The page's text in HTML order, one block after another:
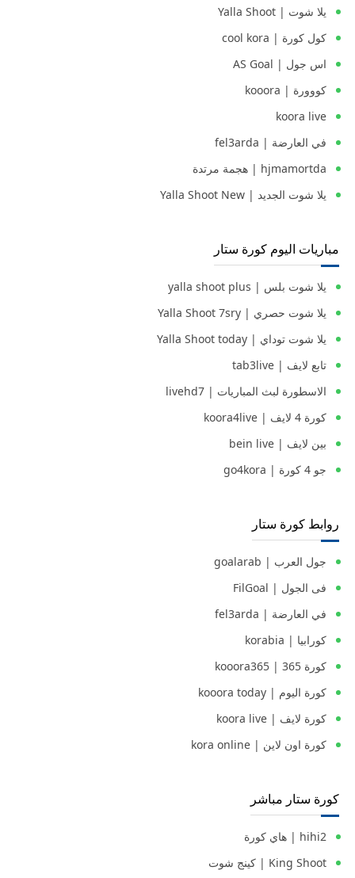
يلا شوت | Yalla Shoot
كول كورة | cool kora
اس جول | AS Goal
كووورة | kooora
koora live
في العارضة | fel3arda
hjmamortda | هجمة مرتدة
يلا شوت الجديد | Yalla Shoot New
مباريات اليوم كورة ستار
يلا شوت بلس | yalla shoot plus
يلا شوت حصري | Yalla Shoot 7sry
يلا شوت توداي | Yalla Shoot today
تابع لايف | tab3live
الاسطورة لبث المباريات | livehd7
كورة 4 لايف | koora4live
بين لايف | bein live
جو 4 كورة | go4kora
روابط كورة ستار
جول العرب | goalarab
فى الجول | FilGoal
في العارضة | fel3arda
كورابيا | korabia
كورة 365 | kooora365
كورة اليوم | kooora today
كورة لايف | koora live
كورة اون لاين | kora online
كورة ستار مباشر
hihi2 | هاي كورة
King Shoot | كينج شوت